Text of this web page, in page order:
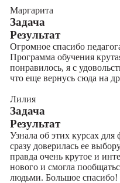
Маргарита
Задача
Результат
Огромное спасибо
Программа обучения
понравилось, я с
что еще вернусь сюда на
Лилия
Задача
Результат
Узнала об этих курсах
сразу доверилась ее
правда очень крутое и
нового и смогла
людьми. Большое спасибо!